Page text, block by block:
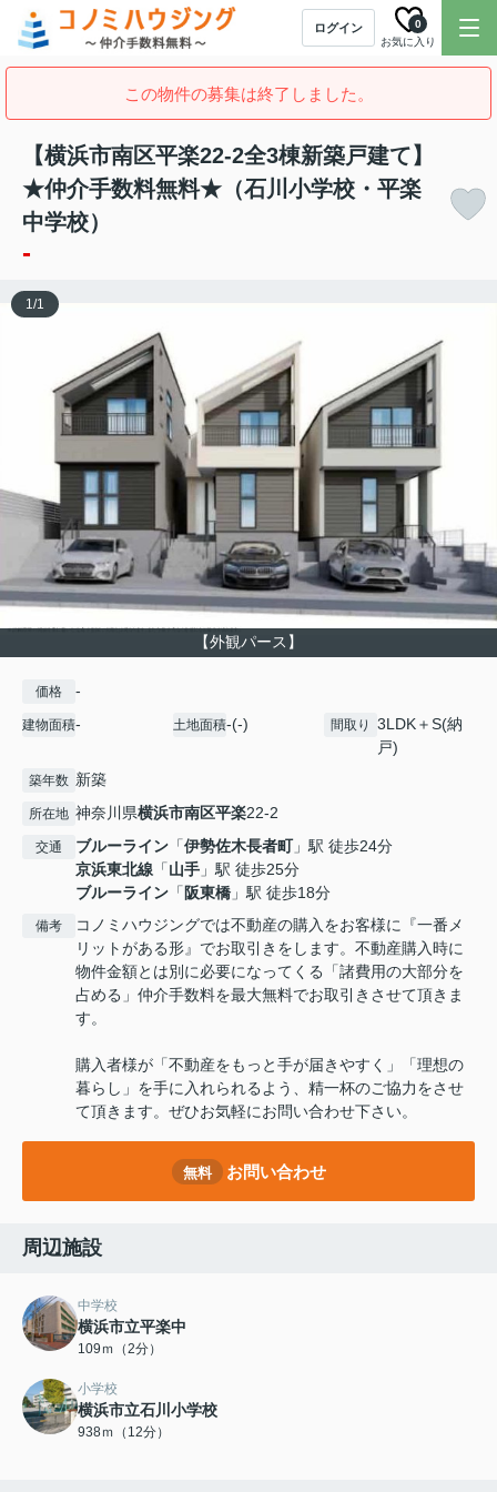
ログイン
お気に入り
0
この物件の募集は終了しました。
【横浜市南区平楽22-2全3棟新築戸建て】
★仲介手数料無料★（石川小学校・平楽
中学校）
-
【外観パース】
1/1
価格 -
建物面積- 土地面積-(-) 間取り
3LDK＋S(納
戸)
築年数 新築
所在地 神奈川県横浜市南区平楽22-2
交通 ブルーライン 「伊勢佐木長者町」駅 徒歩24分
京浜東北線 「山手 」駅 徒歩25分
ブルーライン 「 阪東橋 」駅 徒歩18分
備考
コノミハウジングでは不動産の購入をお客様に『一番メ
リットがある形』でお取引きをします。不動産購入時に
物件金額とは別に必要になってくる「諸費用の大部分を
占める」仲介手数料を最大無料でお取引きさせて頂きま
す。
購入者様が「不動産をもっと手が届きやすく」「理想の
暮らし」を手に入れられるよう、精一杯のご協力をさせ
て頂きます。ぜひお気軽にお問い合わせ下さい。
無料 お問い合わせ
周辺施設
中学校
横浜市立平楽中
109ｍ（2分）
小学校
横浜市立石川小学校
938ｍ（12分）